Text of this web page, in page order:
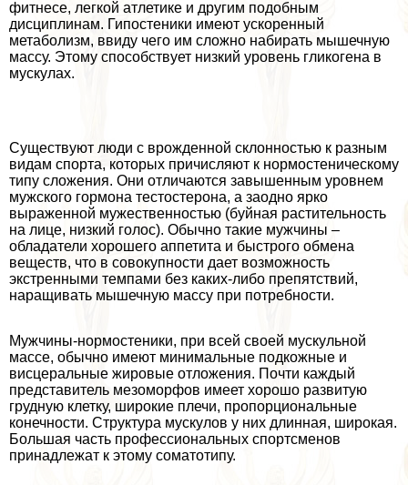
фитнесе, легкой атлетике и другим подобным
дисциплинам. Гипостеники имеют ускоренный
метаболизм, ввиду чего им сложно набирать мышечную
массу. Этому способствует низкий уровень гликогена в
мускулах.
Существуют люди с врожденной склонностью к разным
видам спорта, которых причисляют к нормостеническому
типу сложения. Они отличаются завышенным уровнем
мужского гормона тестостерона, а заодно ярко
выраженной мужественностью (буйная растительность
на лице, низкий голос). Обычно такие мужчины –
обладатели хорошего аппетита и быстрого обмена
веществ, что в совокупности дает возможность
экстренными темпами без каких-либо препятствий,
наращивать мышечную массу при потребности.
Мужчины-нормостеники, при всей своей мускульной
массе, обычно имеют минимальные подкожные и
висцеральные жировые отложения. Почти каждый
представитель мезоморфов имеет хорошо развитую
грудную клетку, широкие плечи, пропорциональные
конечности. Структура мускулов у них длинная, широкая.
Большая часть профессиональных спортсменов
принадлежат к этому соматотипу.